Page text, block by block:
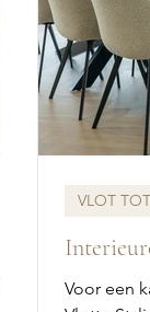
Voor een
VLOT